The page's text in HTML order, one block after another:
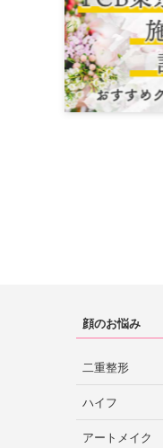
顔のお悩み
二重整形
ハイフ
アートメイク